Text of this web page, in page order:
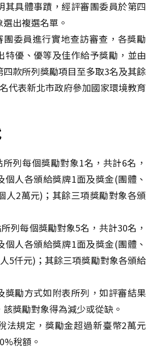
其具體事蹟，經評審團委員於第四
出複選名單。
委員進行實地查訪審查，各獎勵
特優、優等及佳作給予獎勵，並由
款所列獎勵項目至多取3名及其餘
代表新北市政府參加國家環境教育
列每個獎勵對象1名，共計6名，
個人各頒給獎牌1面及獎金(團體、
人2萬元)；其餘三項獎勵對象各頒
列每個獎勵對象5名，共計30名，
個人各頒給獎牌1面及獎金(團體、
5仟元)；其餘三項獎勵對象各頒給
獎勵方式如附表所列，如評審結果
獎勵對象得為減少或從缺。
法規定，獎勵金超過新臺幣2萬元
稅額。